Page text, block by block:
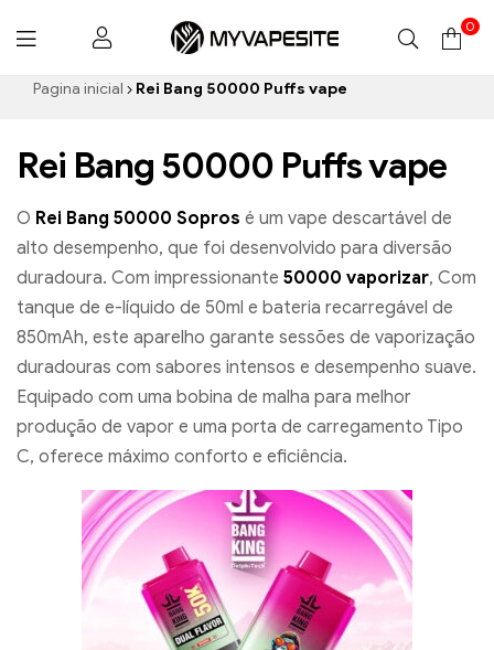
Myvapesite.de
0
Pagina inicial Rei Bang 50000 Puffs vape
Rei Bang 50000 Puffs vape
O Rei Bang 50000 Sopros é um vape descartável de
alto desempenho, que foi desenvolvido para diversão
duradoura. Com impressionante 50000 vaporizar, Com
tanque de e-líquido de 50ml e bateria recarregável de
850mAh, este aparelho garante sessões de vaporização
duradouras com sabores intensos e desempenho suave.
Equipado com uma bobina de malha para melhor
produção de vapor e uma porta de carregamento Tipo
C, oferece máximo conforto e eficiência.